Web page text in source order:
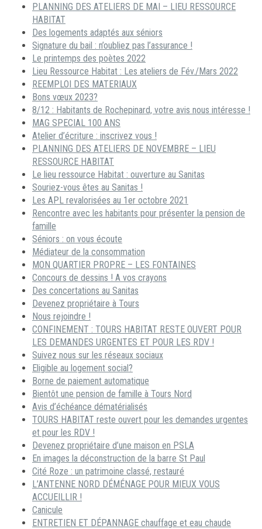
PLANNING DES ATELIERS DE MAI – LIEU RESSOURCE
HABITAT
Des logements adaptés aux séniors
Signature du bail : n’oubliez pas l’assurance !
Le printemps des poètes 2022
Lieu Ressource Habitat : Les ateliers de Fév./Mars 2022
REEMPLOI DES MATERIAUX
Bons vœux 2023?
8/12 : Habitants de Rochepinard, votre avis nous intéresse !
MAG SPECIAL 100 ANS
Atelier d’écriture : inscrivez vous !
PLANNING DES ATELIERS DE NOVEMBRE – LIEU
RESSOURCE HABITAT
Le lieu ressource Habitat : ouverture au Sanitas
Souriez-vous êtes au Sanitas !
Les APL revalorisées au 1er octobre 2021
Rencontre avec les habitants pour présenter la pension de
famille
Séniors : on vous écoute
Médiateur de la consommation
MON QUARTIER PROPRE – LES FONTAINES
Concours de dessins ! A vos crayons
Des concertations au Sanitas
Devenez propriétaire à Tours
Nous rejoindre !
CONFINEMENT : TOURS HABITAT RESTE OUVERT POUR
LES DEMANDES URGENTES ET POUR LES RDV !
Suivez nous sur les réseaux sociaux
Eligible au logement social?
Borne de paiement automatique
Bientôt une pension de famille à Tours Nord
Avis d’échéance dématérialisés
TOURS HABITAT reste ouvert pour les demandes urgentes
et pour les RDV !
Devenez propriétaire d’une maison en PSLA
En images la déconstruction de la barre St Paul
Cité Roze : un patrimoine classé, restauré
L’ANTENNE NORD DÉMÉNAGE POUR MIEUX VOUS
ACCUEILLIR !
Canicule
ENTRETIEN ET DÉPANNAGE chauffage et eau chaude